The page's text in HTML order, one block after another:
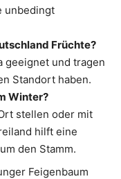
unbedingt
Früchte?
geeignet und tragen
Standort haben.
Winter?
stellen oder mit
hilft eine
den Stamm.
Feigenbaum